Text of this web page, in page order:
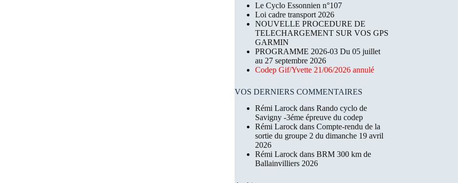
Le Cyclo Essonnien n°107
Loi cadre transport 2026
NOUVELLE PROCEDURE DE
TELECHARGEMENT SUR VOS GPS
GARMIN
PROGRAMME 2026-03 Du 05 juillet
au 27 septembre 2026
Codep Gif/Yvette 21/06/2026 annulé
VOS DERNIERS COMMENTAIRES
Rémi Larock dansRando cyclo de
Savigny -3éme épreuve du codep
Rémi Larock dansCompte-rendu de la
sortie du groupe 2 du dimanche 19 avril
2026
Rémi Larock dansBRM 300 km de
Ballainvilliers 2026